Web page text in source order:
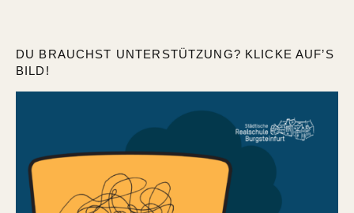
DU BRAUCHST UNTERSTÜTZUNG? KLICKE AUF’S
BILD!